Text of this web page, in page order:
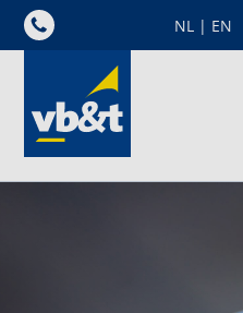
NL | EN